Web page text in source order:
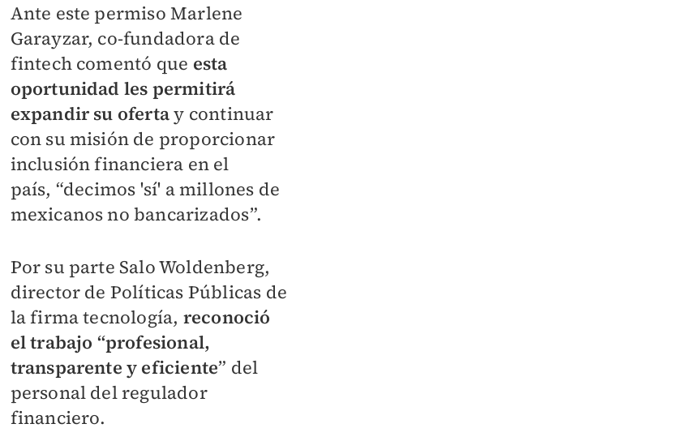
Ante este permiso Marlene
Garayzar, co-fundadora de
fintech comentó que esta
oportunidad les permitirá
expandir su ofertay continuar
con su misión de proporcionar
inclusión financiera en el
país, “decimos 'sí' a millones de
mexicanos no bancarizados”.
Por su parte Salo Woldenberg,
director de Políticas Públicas de
la firma tecnología, reconoció
el trabajo “profesional,
transparente y eficiente” del
personal del regulador
financiero.